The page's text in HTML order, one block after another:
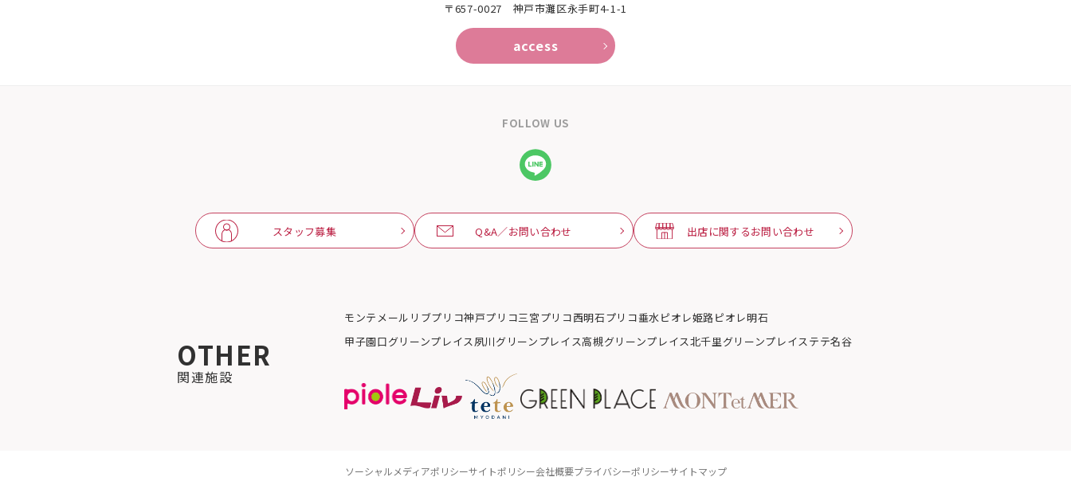
〒657-0027 神戸市灘区永手町4-1-1
access
FOLLOW US
スタッフ募集 Q&A／お問い合わせ 出店に関するお問い合わせ
OTHER
関連施設
モンテメール リブプリコ神戸プリコ三宮プリコ西明石プリコ垂水ピオレ姫路ピオレ明石
甲子園口グリーンプレイス夙川グリーンプレイス高槻グリーンプレイス北千里グリーンプレイステテ名谷
ソーシャルメディアポリシーサイトポリシー会社概要プライバシーポリシーサイトマップ